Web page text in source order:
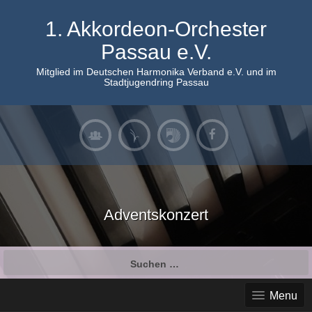
1. Akkordeon-Orchester
Passau e.V.
Mitglied im Deutschen Harmonika Verband e.V. und im
Stadtjugendring Passau
Adventskonzert
Menu